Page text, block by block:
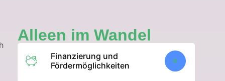
Alleen im Wandel
Finanzierung und
Fördermöglichkeiten
6